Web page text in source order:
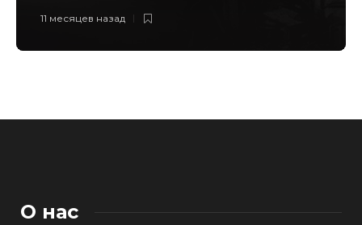
11 месяцев назад
О нас